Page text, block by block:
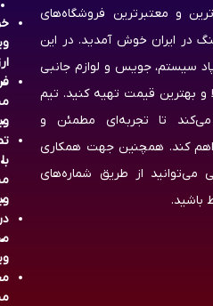
و معتبرترین فروشگاه‌های
در ایران خوش آمدید. در این
سیستم، جویس و لوازم جانبی
و بهترین قیمت تهیه کنید. تیم
تا تجربه‌ای مطمئن و
کند. همچنین جهت همکاری
از طریق شماره‌های
باشید.
با